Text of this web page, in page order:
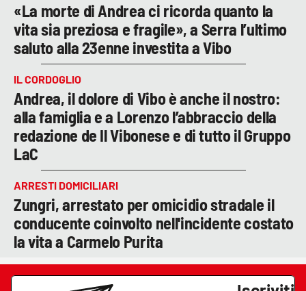
«La morte di Andrea ci ricorda quanto la
vita sia preziosa e fragile», a Serra l’ultimo
saluto alla 23enne investita a Vibo
IL CORDOGLIO
Andrea, il dolore di Vibo è anche il nostro:
alla famiglia e a Lorenzo l’abbraccio della
redazione de Il Vibonese e di tutto il Gruppo
LaC
ARRESTI DOMICILIARI
Zungri, arrestato per omicidio stradale il
conducente coinvolto nell'incidente costato
la vita a Carmelo Purita